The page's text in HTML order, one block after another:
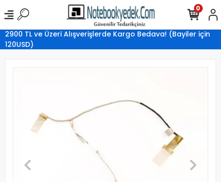
2900 TL ve Üzeri Alışverişlerde Kargo Bedava! (Bayiler için
120USD)
0